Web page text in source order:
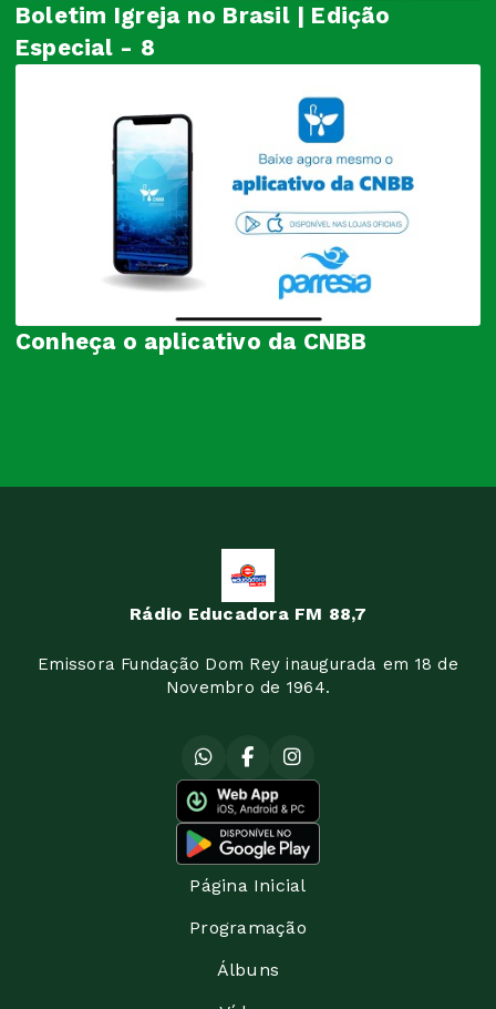
Boletim Igreja no Brasil | Edição
Especial - 8
Conheça o aplicativo da CNBB
Rádio Educadora FM 88,7
Emissora Fundação Dom Rey inaugurada em 18 de
Novembro de 1964.
Página Inicial
Programação
Álbuns